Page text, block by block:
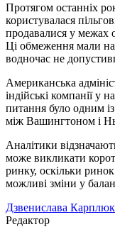
Протягом останніх
користувалася
продавалися у межах
Ці обмеження мали
водночас не
Американська
індійські компанії у
питання було одним
між Вашингтоном і
Аналітики
може викликати
ринку, оскільки
можливі зміни у
Дзвенислава Карплюк
Редактор